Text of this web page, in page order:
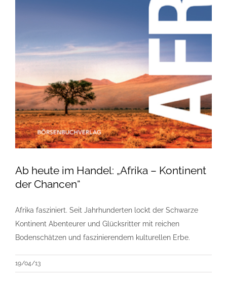
Ab heute im Handel: „Afrika – Kontinent
der Chancen“
Afrika fasziniert. Seit Jahrhunderten lockt der Schwarze
Kontinent Abenteurer und Glücksritter mit reichen
Bodenschätzen und faszinierendem kulturellen Erbe.
19/04/13